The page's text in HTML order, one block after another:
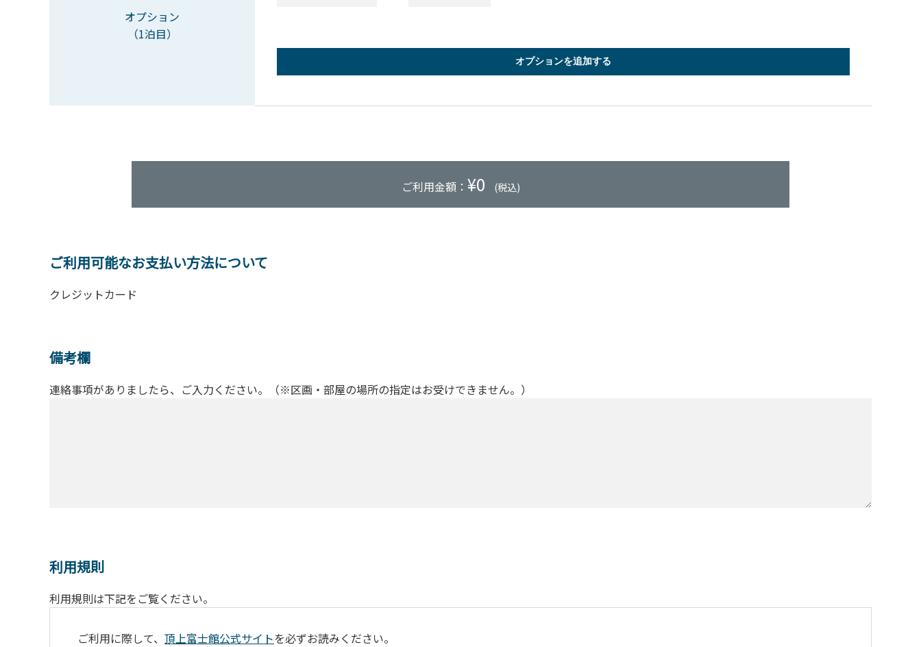
オプション
（1泊目）
オプションを追加する
ご利用金額： ¥0 (税込)
ご利用可能なお支払い方法について
クレジットカード
備考欄
連絡事項がありましたら、ご入力ください。（※区画・部屋の場所の指定はお受けできません。）
利用規則
利用規則は下記をご覧ください。
ご利用に際して、 頂上富士館公式サイトを必ずお読みください。